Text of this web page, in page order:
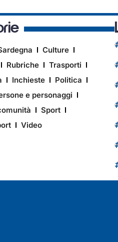
Culture
Rubriche
Trasporti
Inchieste
Politica
e personaggi
Sport
Video